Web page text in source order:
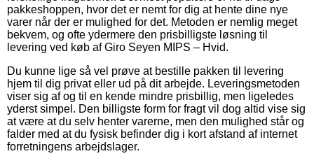
pakkeshoppen, hvor det er nemt for dig at hente dine nye
varer når der er mulighed for det. Metoden er nemlig meget
bekvem, og ofte ydermere den prisbilligste løsning til
levering ved køb af Giro Seyen MIPS – Hvid.
Du kunne lige så vel prøve at bestille pakken til levering
hjem til dig privat eller ud på dit arbejde. Leveringsmetoden
viser sig af og til en kende mindre prisbillig, men ligeledes
yderst simpel. Den billigste form for fragt vil dog altid vise sig
at være at du selv henter varerne, men den mulighed står og
falder med at du fysisk befinder dig i kort afstand af internet
forretningens arbejdslager.